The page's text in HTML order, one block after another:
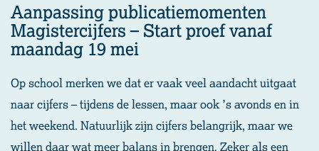
Aanpassingpublicatiemomenten
Magistercijfers – Startproefvanaf
maandag 19 mei
Op school merken we dat er vaak veel aandacht uitgaat
naar cijfers – tijdens de lessen, maar ook ’s avonds en in
het weekend. Natuurlijk zijn cijfers belangrijk, maar we
willen daar wat meer balans in brengen. Zeker als een